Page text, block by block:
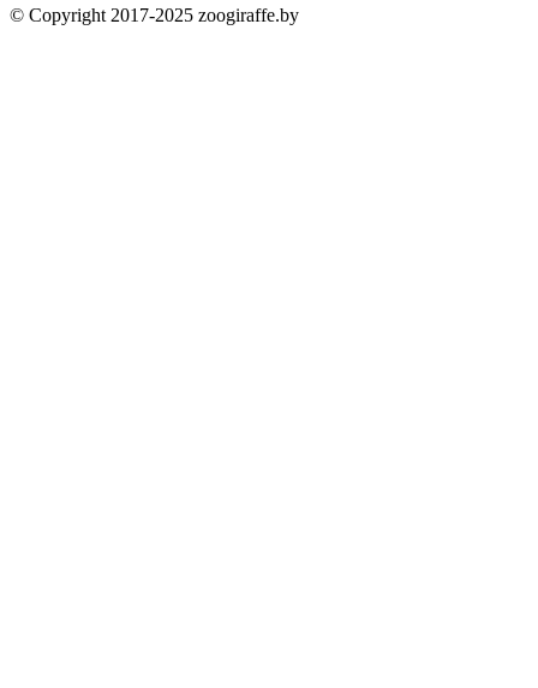
© Copyright 2017-2025 zoogiraffe.by